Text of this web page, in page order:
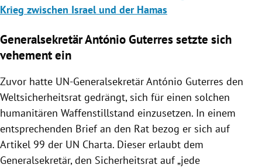
Krieg zwischen Israel und der Hamas
Generalsekretär António Guterres setzte sich
vehement ein
Zuvor hatte UN-Generalsekretär António Guterres den
Weltsicherheitsrat gedrängt, sich für einen solchen
humanitären Waffenstillstand einzusetzen. In einem
entsprechenden Brief an den Rat bezog er sich auf
Artikel 99 der UN Charta. Dieser erlaubt dem
Generalsekretär, den Sicherheitsrat auf „jede